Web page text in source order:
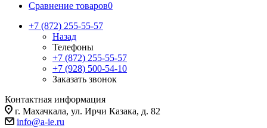
Сравнение товаров0
+7 (872) 255-55-57
Назад
Телефоны
+7 (872) 255-55-57
+7 (928) 500-54-10
Заказать звонок
Контактная информация
г. Махачкала, ул. Ирчи Казака, д. 82
info@a-ie.ru